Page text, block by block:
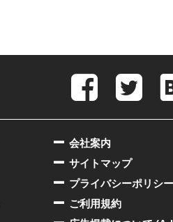
会社案内
サイトマップ
プライバシーポリシー
ご利用規約